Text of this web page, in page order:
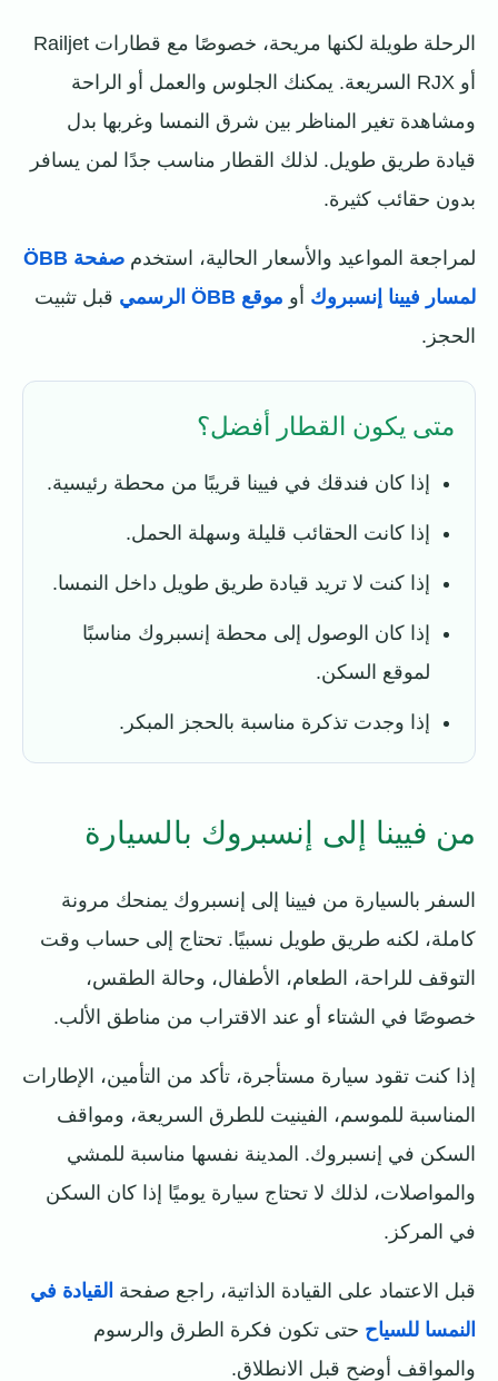
الرحلة طويلة لكنها مريحة، خصوصًا مع قطارات Railjet
أو RJX السريعة. يمكنك الجلوس والعمل أو الراحة
ومشاهدة تغير المناظر بين شرق النمسا وغربها بدل
قيادة طريق طويل. لذلك القطار مناسب جدًا لمن يسافر
بدون حقائب كثيرة.
لمراجعة المواعيد والأسعار الحالية، استخدم
صفحة ÖBB
لمسار فيينا إنسبروك أو موقع ÖBB الرسمي
قبل تثبيت
الحجز.
متى يكون القطار أفضل؟
إذا كان فندقك في فيينا قريبًا من محطة رئيسية.
إذا كانت الحقائب قليلة وسهلة الحمل.
إذا كنت لا تريد قيادة طريق طويل داخل النمسا.
إذا كان الوصول إلى محطة إنسبروك مناسبًا
لموقع السكن.
إذا وجدت تذكرة مناسبة بالحجز المبكر.
من فيينا إلى إنسبروك بالسيارة
السفر بالسيارة من فيينا إلى إنسبروك يمنحك مرونة
كاملة، لكنه طريق طويل نسبيًا. تحتاج إلى حساب وقت
التوقف للراحة، الطعام، الأطفال، وحالة الطقس،
خصوصًا في الشتاء أو عند الاقتراب من مناطق الألب.
إذا كنت تقود سيارة مستأجرة، تأكد من التأمين، الإطارات
المناسبة للموسم، الفينيت للطرق السريعة، ومواقف
السكن في إنسبروك. المدينة نفسها مناسبة للمشي
والمواصلات، لذلك لا تحتاج سيارة يوميًا إذا كان السكن
في المركز.
قبل الاعتماد على القيادة الذاتية، راجع صفحة القيادة في
النمسا للسياح حتى تكون فكرة الطرق والرسوم
والمواقف أوضح قبل الانطلاق.